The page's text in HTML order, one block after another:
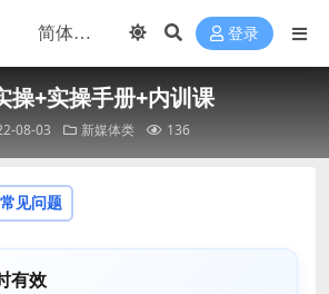
登录
操+实操手册+内训课
08-03 新媒体类 136
常见问题
有效